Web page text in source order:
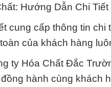
Hướng Dẫn Chi
cung cấp thông tin
của khách hàng
ty Hóa Chất Đắc
hành cùng khách